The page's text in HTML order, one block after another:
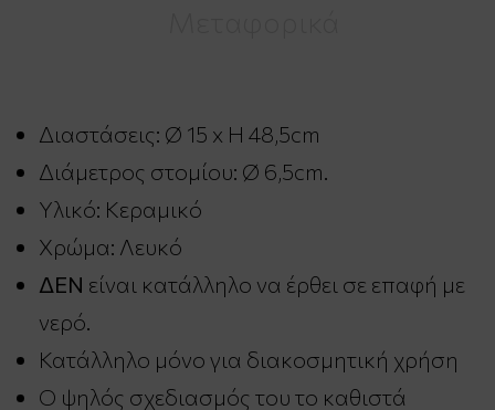
Διαστάσεις: Ø 15 x H 48,5cm
Διάμετρος στομίου: Ø 6,5cm.
Υλικό: Κεραμικό
Χρώμα: Λευκό
ΔΕΝ είναι κατάλληλο να έρθει σε επαφή με
νερό.
Κατάλληλο μόνο για διακοσμητική χρήση
Ο ψηλός σχεδιασμός του το καθιστά